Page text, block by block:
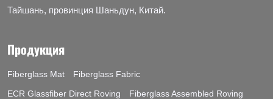
Тайшань, провинция Шаньдун, Китай.
Продукция
Fiberglass Mat
Fiberglass Fabric
ECR Glassfiber Direct Roving
Fiberglass Assembled Roving